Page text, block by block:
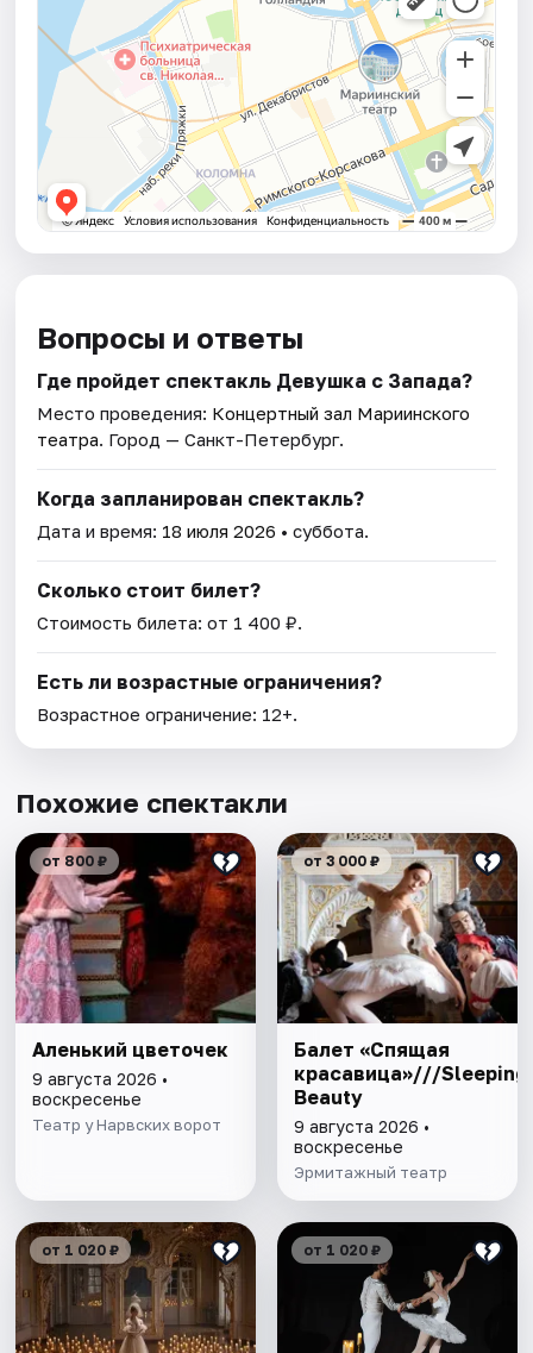
Вопросы и ответы
Где пройдет спектакль Девушка с Запада?
Место проведения: Концертный зал Мариинского
театра. Город — Санкт-Петербург.
Когда запланирован спектакль?
Дата и время: 18 июля 2026 • суббота.
Сколько стоит билет?
Стоимость билета: от 1 400 ₽.
Есть ли возрастные ограничения?
Возрастное ограничение: 12+.
Похожие спектакли
от 800 ₽
Аленький цветочек
9 августа 2026 •
воскресенье
Театр у Нарвских ворот
от 3 000 ₽
Балет «Спящая
красавица»///Sleeping
Beauty
9 августа 2026 •
воскресенье
Эрмитажный театр
от 1 020 ₽ от 1 020 ₽